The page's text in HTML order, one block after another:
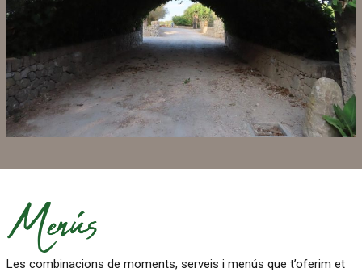
Les combinacions de moments, serveis i menús que t’oferim et